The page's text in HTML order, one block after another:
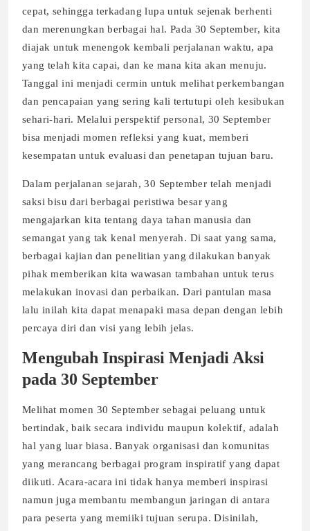
cepat, sehingga terkadang lupa untuk sejenak berhenti
dan merenungkan berbagai hal. Pada 30 September, kita
diajak untuk menengok kembali perjalanan waktu, apa
yang telah kita capai, dan ke mana kita akan menuju.
Tanggal ini menjadi cermin untuk melihat perkembangan
dan pencapaian yang sering kali tertutupi oleh kesibukan
sehari-hari. Melalui perspektif personal, 30 September
bisa menjadi momen refleksi yang kuat, memberi
kesempatan untuk evaluasi dan penetapan tujuan baru.
Dalam perjalanan sejarah, 30 September telah menjadi
saksi bisu dari berbagai peristiwa besar yang
mengajarkan kita tentang daya tahan manusia dan
semangat yang tak kenal menyerah. Di saat yang sama,
berbagai kajian dan penelitian yang dilakukan banyak
pihak memberikan kita wawasan tambahan untuk terus
melakukan inovasi dan perbaikan. Dari pantulan masa
lalu inilah kita dapat menapaki masa depan dengan lebih
percaya diri dan visi yang lebih jelas.
Mengubah Inspirasi Menjadi Aksi
pada 30 September
Melihat momen 30 September sebagai peluang untuk
bertindak, baik secara individu maupun kolektif, adalah
hal yang luar biasa. Banyak organisasi dan komunitas
yang merancang berbagai program inspiratif yang dapat
diikuti. Acara-acara ini tidak hanya memberi inspirasi
namun juga membantu membangun jaringan di antara
para peserta yang memiiki tujuan serupa. Disinilah,